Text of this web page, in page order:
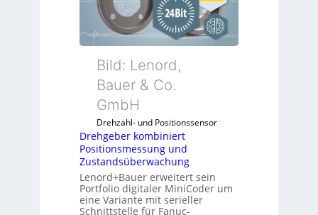
b
e
r
o
m
n
i
e
r
t
P
Bild: Lenord,
Bauer & Co.
GmbH
Drehzahl- und Positionssensor
Drehgeber kombiniert
Positionsmessung und
Zustandsüberwachung
Lenord+Bauer erweitert sein
Portfolio digitaler MiniCoder um
eine Variante mit serieller
Schnittstelle für Fanuc-